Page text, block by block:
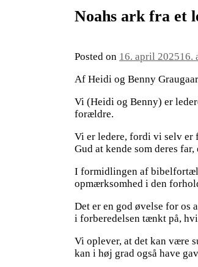
Noahs ark fra et
Posted on 16. april 202516.
Af Heidi og Benny
Vi (Heidi og Benny) er
forældre.
Vi er ledere, fordi vi selv er
Gud at kende som deres
I formidlingen af
opmærksomhed i den
Det er en god øvelse for os
i forberedelsen tænkt på,
Vi oplever, at det kan være
kan i høj grad også have